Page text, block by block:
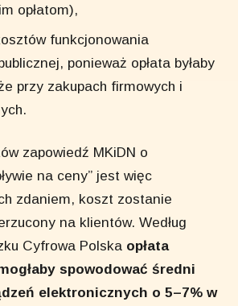
opłatom),
funkcjonowania
ponieważ opłata byłaby
przy zakupach firmowych i
zapowiedź MKiDN o
na ceny” jest więc
zdaniem, koszt zostanie
na klientów. Według
Cyfrowa Polska opłata
spowodować średni
elektronicznych o 5–7% w